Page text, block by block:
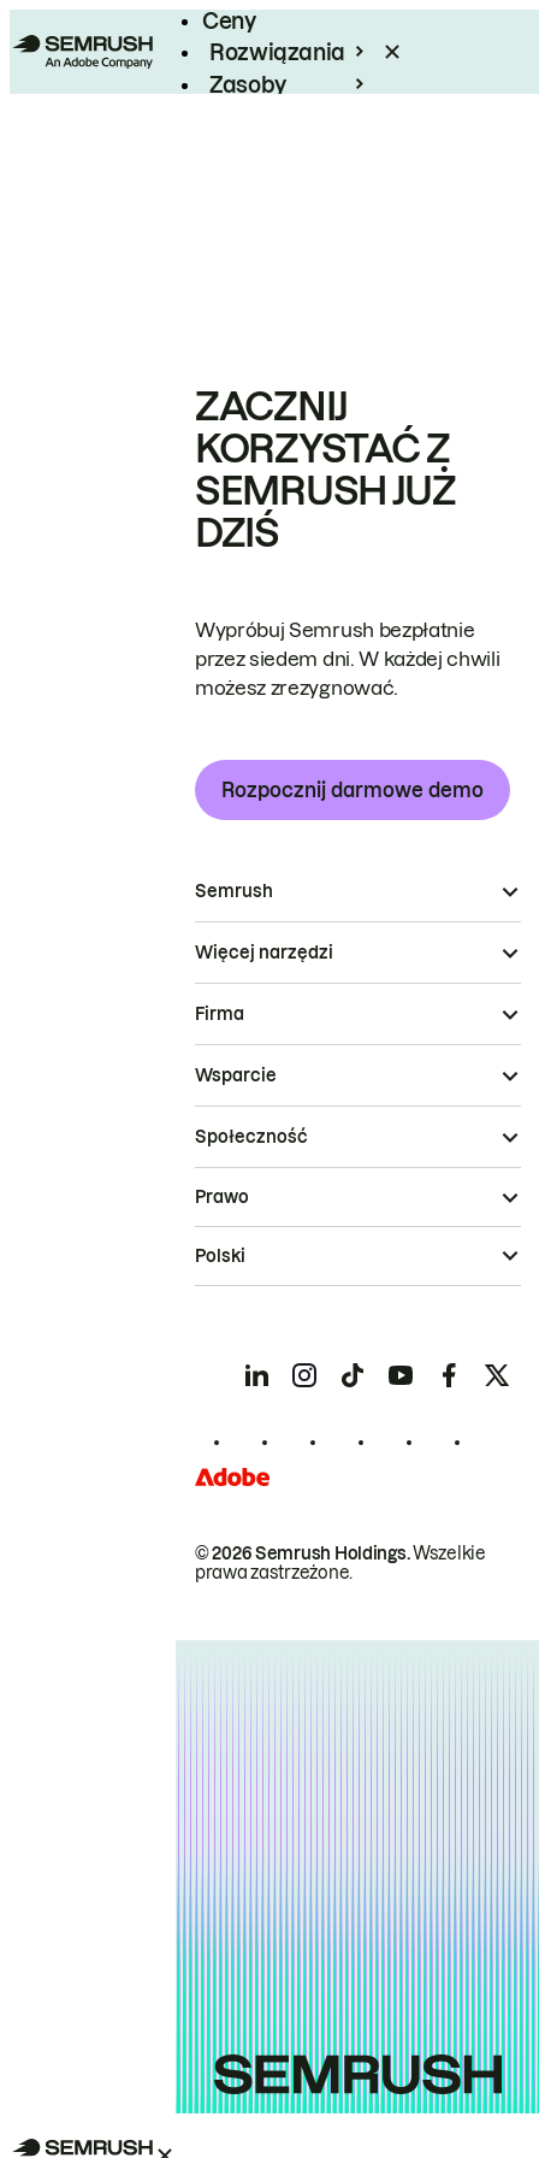
Ceny
Rozwiązania
Zasoby
ZACZNIJ
KORZYSTAĆ Z
SEMRUSH JUŻ
DZIŚ
Wypróbuj Semrush bezpłatnie
przez siedem dni. W każdej chwili
możesz zrezygnować.
Rozpocznij darmowe demo
Semrush
Więcej narzędzi
Firma
Wsparcie
Społeczność
© 2026 Semrush Holdings.Wszelkie
prawa zastrzeżone.
Prawo
Polski